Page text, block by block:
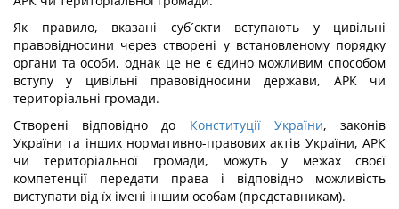
Як правило, вказані суб´єкти вступають у цивільні
правовідносини через створені у встановленому порядку
органи та особи, однак це не є єдино можливим способом
вступу у цивільні правовідносини держави, АРК чи
територіальні громади.
Створені відповідно до Конституції України, законів
України та інших нормативно-правових актів України, АРК
чи територіальної громади, можуть у межах своєї
компетенції передати права і відповідно можливість
виступати від їх імені іншим особам (представникам).